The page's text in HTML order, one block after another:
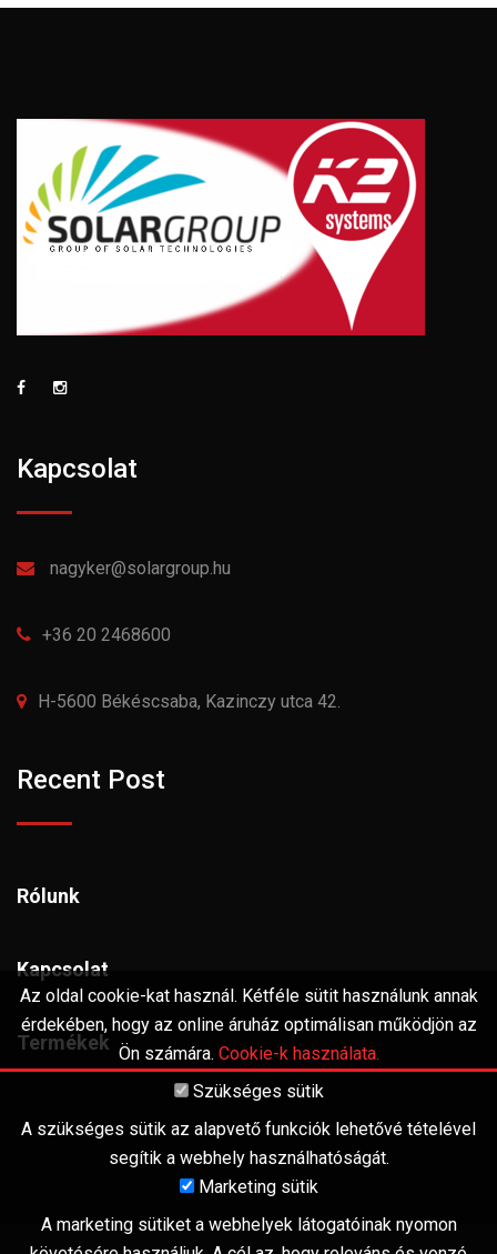
Kapcsolat
nagyker@solargroup.hu
+36 20 2468600
H-5600 Békéscsaba, Kazinczy utca 42.
Recent Post
Rólunk
Kapcsolat
Termékek
Az oldal cookie-kat használ. Kétféle sütit használunk annak
érdekében, hogy az online áruház optimálisan működjön az
Ön számára. Cookie-k használata.
Szükséges sütik
A szükséges sütik az alapvető funkciók lehetővé tételével
segítik a webhely használhatóságát.
Marketing sütik
A marketing sütiket a webhelyek látogatóinak nyomon